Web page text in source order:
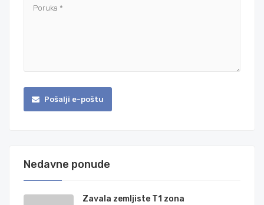
Pošalji e-poštu
Nedavne ponude
Zavala zemljiste T1 zona